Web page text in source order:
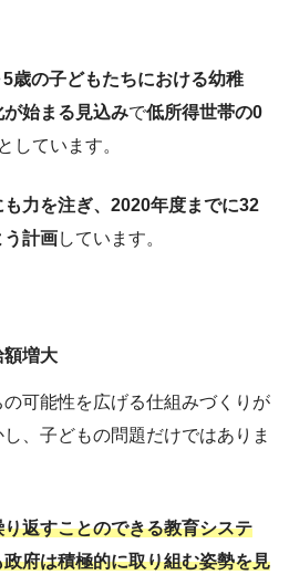
歳の子どもたちにおける幼稚
始まる見込みで低所得世帯の0
としています。
力を注ぎ、2020年度までに32
う計画しています。
額増大
可能性を広げる仕組みづくりが
、子どもの問題だけではありま
返すことのできる教育システ
府は積極的に取り組む姿勢を見